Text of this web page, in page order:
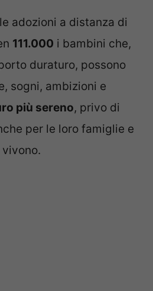
adozioni a distanza di
111.000 i bambini che,
duraturo, possono
sogni, ambizioni e
più sereno, privo di
per le loro famiglie e